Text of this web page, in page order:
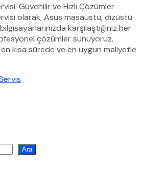
Güvenilir ve Hızlı Çözümler
olarak, Asus masaüstü, dizüstü
karşılaştığınız her
çözümler sunuyoruz.
en kısa sürede ve en uygun maliyetle
Ara